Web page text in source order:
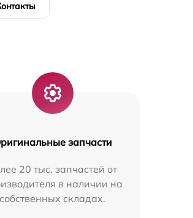
запчасти
20 тыс. запчастей от
в наличии на
собственных складах.